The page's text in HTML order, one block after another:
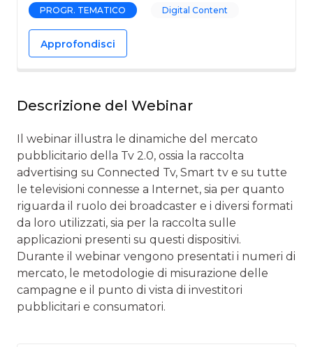
PROGR. TEMATICO Digital Content
Approfondisci
Descrizione del Webinar
Il webinar illustra le dinamiche del mercato
pubblicitario della Tv 2.0, ossia la raccolta
advertising su Connected Tv, Smart tv e su tutte
le televisioni connesse a Internet, sia per quanto
riguarda il ruolo dei broadcaster e i diversi formati
da loro utilizzati, sia per la raccolta sulle
applicazioni presenti su questi dispositivi.
Durante il webinar vengono presentati i numeri di
mercato, le metodologie di misurazione delle
campagne e il punto di vista di investitori
pubblicitari e consumatori.